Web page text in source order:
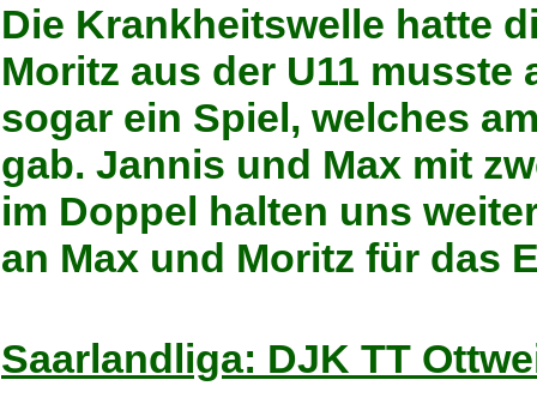
Die Krankheitswelle hatte
Moritz aus der U11
sogar ein Spiel, welches
gab. Jannis und Max mit
im Doppel halten uns
an Max und Moritz für das
Saarlandliga: DJK TT